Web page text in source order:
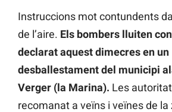
Instruccions mot contundents
de l’aire. Els bombers lluiten
declarat aquest dimecres en un
desballestament del municipi
Verger (la Marina). Les
recomanat a veïns i veïnes de